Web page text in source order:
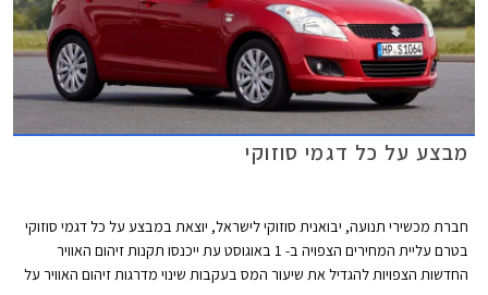
מבצע על כל דגמי סוזוקי
חברת מכשירי תנועה, יבואנית סוזוקי לישראל, יוצאת במבצע על כל דגמי סוזוקי
בטרם עליית המחירים הצפויה ב- 1 באוגוסט עת ייכנסו תקנות זיהום האוויר
החדשות הצפויות להגדיל את שיעור המס בעקבות שינוי מדרגות זיהום האוויר על